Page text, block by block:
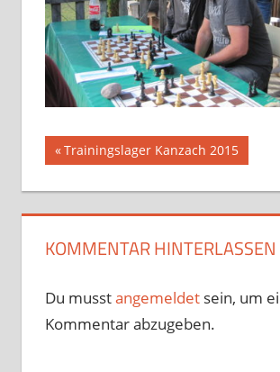
Beitragsnavigation
Vorheriger
Beitrag:
Trainingslager Kanzach 2015
KOMMENTAR HINTERLASSEN
Du musstangemeldetsein, um
Kommentar abzugeben.